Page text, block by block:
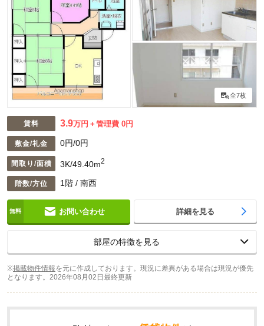
全7枚
賃料 3.9万円 管理費 0円
敷金/礼金 0円/0円
間取り/面積 3K/49.40m2
階数/方位 1階 / 南西
お問い合わせ 詳細を見る
部屋の特徴を見る
※掲載物件情報を元に作成しております。現況に差異がある場合は現況が優先
となります。 2026年08月02日最終更新